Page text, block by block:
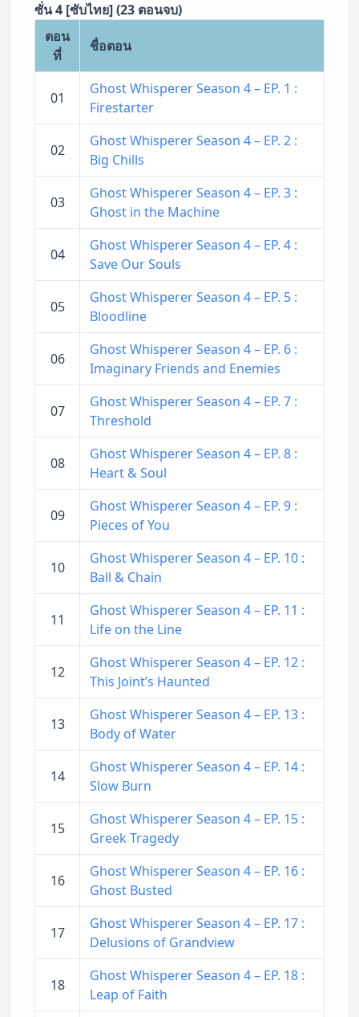
ซั่น 4 [ซับไทย] (23 ตอนจบ)
ตอน
ที่
ชื่อตอน
01
Ghost Whisperer Season 4 – EP. 1 :
Firestarter
02
Ghost Whisperer Season 4 – EP. 2 :
Big Chills
03
Ghost Whisperer Season 4 – EP. 3 :
Ghost in the Machine
04
Ghost Whisperer Season 4 – EP. 4 :
Save Our Souls
05
Ghost Whisperer Season 4 – EP. 5 :
Bloodline
06
Ghost Whisperer Season 4 – EP. 6 :
Imaginary Friends and Enemies
07
Ghost Whisperer Season 4 – EP. 7 :
Threshold
08
Ghost Whisperer Season 4 – EP. 8 :
Heart & Soul
09
Ghost Whisperer Season 4 – EP. 9 :
Pieces of You
10
Ghost Whisperer Season 4 – EP. 10 :
Ball & Chain
11
Ghost Whisperer Season 4 – EP. 11 :
Life on the Line
12
Ghost Whisperer Season 4 – EP. 12 :
This Joint’s Haunted
13
Ghost Whisperer Season 4 – EP. 13 :
Body of Water
14
Ghost Whisperer Season 4 – EP. 14 :
Slow Burn
15
Ghost Whisperer Season 4 – EP. 15 :
Greek Tragedy
16
Ghost Whisperer Season 4 – EP. 16 :
Ghost Busted
17
Ghost Whisperer Season 4 – EP. 17 :
Delusions of Grandview
18
Ghost Whisperer Season 4 – EP. 18 :
Leap of Faith